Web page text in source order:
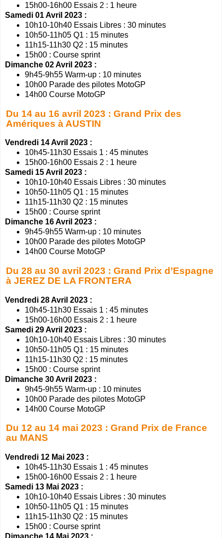
15h00-16h00 Essais 2 : 1 heure
Samedi 01 Avril 2023 :
10h10-10h40 Essais Libres : 30 minutes
10h50-11h05 Q1 : 15 minutes
11h15-11h30 Q2 : 15 minutes
15h00 : Course sprint
Dimanche 02 Avril 2023 :
9h45-9h55 Warm-up : 10 minutes
10h00 Parade des pilotes MotoGP
14h00 Course MotoGP
Du 14 au 16 avril 2023 : Grand Prix des
Amériques à AUSTIN
Vendredi 14 Avril 2023 :
10h45-11h30 Essais 1 : 45 minutes
15h00-16h00 Essais 2 : 1 heure
Samedi 15 Avril 2023 :
10h10-10h40 Essais Libres : 30 minutes
10h50-11h05 Q1 : 15 minutes
11h15-11h30 Q2 : 15 minutes
15h00 : Course sprint
Dimanche 16 Avril 2023 :
9h45-9h55 Warm-up : 10 minutes
10h00 Parade des pilotes MotoGP
14h00 Course MotoGP
Du 28 au 30 avril 2023 : Grand Prix d’Espagne
à JEREZ DE LA FRONTERA
Vendredi 28 Avril 2023 :
10h45-11h30 Essais 1 : 45 minutes
15h00-16h00 Essais 2 : 1 heure
Samedi 29 Avril 2023 :
10h10-10h40 Essais Libres : 30 minutes
10h50-11h05 Q1 : 15 minutes
11h15-11h30 Q2 : 15 minutes
15h00 : Course sprint
Dimanche 30 Avril 2023 :
9h45-9h55 Warm-up : 10 minutes
10h00 Parade des pilotes MotoGP
14h00 Course MotoGP
Du 12 au 14 mai 2023 : Grand Prix de France
au MANS
Vendredi 12 Mai 2023 :
10h45-11h30 Essais 1 : 45 minutes
15h00-16h00 Essais 2 : 1 heure
Samedi 13 Mai 2023 :
10h10-10h40 Essais Libres : 30 minutes
10h50-11h05 Q1 : 15 minutes
11h15-11h30 Q2 : 15 minutes
15h00 : Course sprint